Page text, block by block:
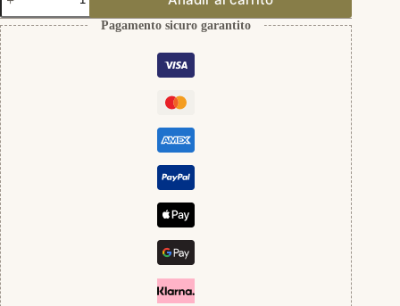
Ring
aus
Gold
quantità
Pagamento sicuro garantito